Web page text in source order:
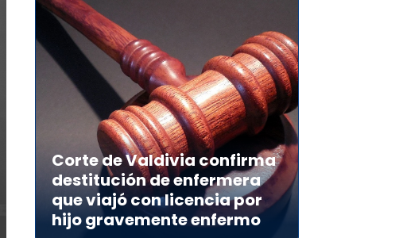
Corte de Valdivia confirma
destitución de enfermera
que viajó con licencia por
hijo gravemente enfermo